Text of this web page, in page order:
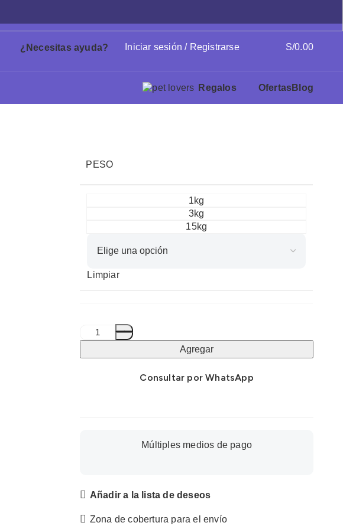
¿Necesitas ayuda? Iniciar sesión / Registrarse S/0.00
Regalos OfertasBlog
PESO
1kg
3kg
15kg
Limpiar
Pawner
Adulto
Agregar
Consultar por WhatsApp
Múltiples medios de pago
Añadir a la lista de deseos
Zona de cobertura para el envío